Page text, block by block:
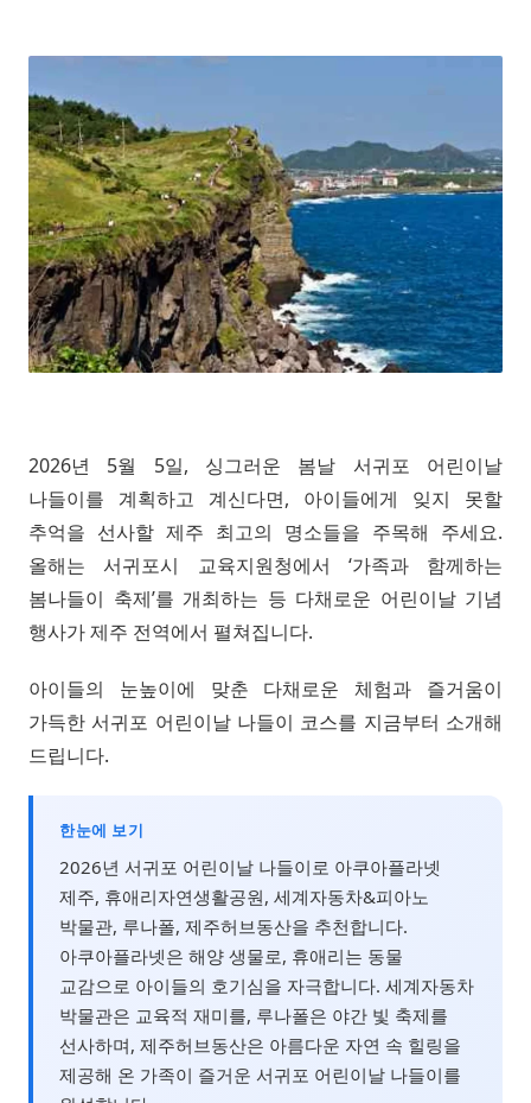
2026년 5월 5일, 싱그러운 봄날 서귀포 어린이날
나들이를 계획하고 계신다면, 아이들에게 잊지 못할
추억을 선사할 제주 최고의 명소들을 주목해 주세요.
올해는 서귀포시 교육지원청에서 ‘가족과 함께하는
봄나들이 축제’를 개최하는 등 다채로운 어린이날 기념
행사가 제주 전역에서 펼쳐집니다.
아이들의 눈높이에 맞춘 다채로운 체험과 즐거움이
가득한 서귀포 어린이날 나들이 코스를 지금부터 소개해
드립니다.
한눈에 보기
2026년 서귀포 어린이날 나들이로 아쿠아플라넷
제주, 휴애리자연생활공원, 세계자동차&피아노
박물관, 루나폴, 제주허브동산을 추천합니다.
아쿠아플라넷은 해양 생물로, 휴애리는 동물
교감으로 아이들의 호기심을 자극합니다. 세계자동차
박물관은 교육적 재미를, 루나폴은 야간 빛 축제를
선사하며, 제주허브동산은 아름다운 자연 속 힐링을
제공해 온 가족이 즐거운 서귀포 어린이날 나들이를